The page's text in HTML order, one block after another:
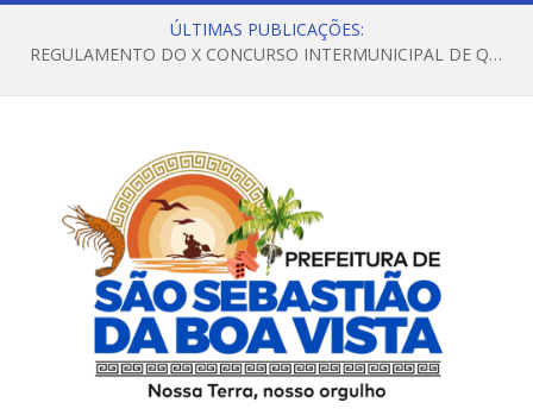
ÚLTIMAS PUBLICAÇÕES:
REGULAMENTO DO X CONCURSO INTERMUNICIPAL DE QUADRILHAS JUNINAS – 2026 – ARRAIÁ DA VENEZA